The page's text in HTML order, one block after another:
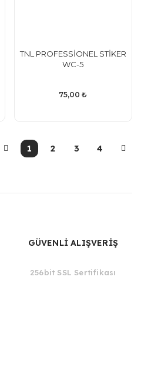
TNL PROFESSİONEL STİKER
WC-5
75,00 ₺
1 2 3 4
GÜVENLİ ALIŞVERİŞ
256bit SSL Sertifikası